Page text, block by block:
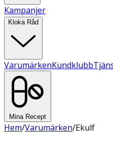
Kampanjer
Kloka Råd
VarumärkenKundklubb
Mina Recept
Hem/Varumärken/Ekulf